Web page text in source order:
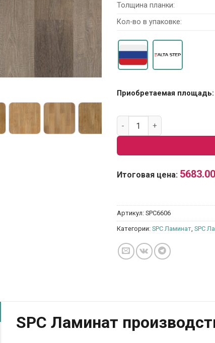
Толщина планки:
Кол-во в упаковке:
Приобретаемая площадь:
Количество товара SPC
Итоговая цена: 5683.00
Артикул: SPC6606
Категории: SPC Ламинат SPC
SPC Ламинат